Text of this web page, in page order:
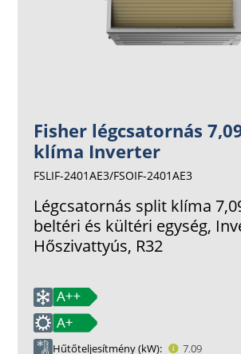
Fisher légcsatornás
klíma Inverter
FSLIF-2401AE3/FSOIF-2401AE3
Légcsatornás split klíma
beltéri és kültéri egység,
Hőszivattyús, R32
Hűtőteljesítmény (kW)
7.09